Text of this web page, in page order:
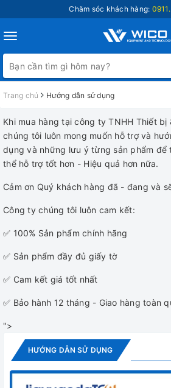
Chăm sóc khách hàng:
Toggle
navigation
Trang chủ Hướng dẫn sử dụng
Khi mua hàng tại công ty TNHH Thiết bị
chúng tôi luôn mong muốn hỗ trợ và
dụng và những lưu ý từng sản phẩm để
thể hỗ trợ tốt hơn - Hiệu quả hơn nữa.
Cảm ơn Quý khách hàng đã - đang và
Công ty chúng tôi luôn cam kết:
✅ 100% Sản phẩm chính hãng
✅ Sản phẩm đầy đủ giấy tờ
✅ Cam kết giá tốt nhất
✅ Bảo hành 12 tháng - Giao hàng toàn
">
HƯỚNG DẪN SỬ DỤNG